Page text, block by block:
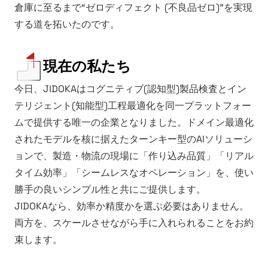
倉庫に至るまで“ゼロディフェクト (不良品ゼロ)”を実現
する道を拓いたのです。
現在の私たち
今日、JIDOKAはコグニティブ(認知型)製品検査とイン
テリジェント(知能型)工程最適化を同一プラットフォー
ムで提供する唯一の企業となりました。ドメイン最適化
されたモデルを核に据えたターンキー型のAIソリューシ
ョンで、製造・物流の現場に「作り込み品質」「リアル
タイム効率」「シームレスなオペレーション」を、使い
勝手の良いシンプル性と共にご提供します。
JIDOKAなら、効率か精度かを選ぶ必要はありません。
両方を、スケールさせながら手に入れられることをお約
束します。